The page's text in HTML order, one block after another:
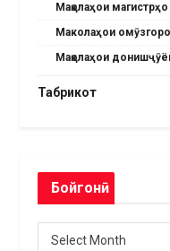
Мақолаҳои магистрҳо
Маколаҳои
Мақолаҳои
Табрикот
Бойгонӣ
Select Month